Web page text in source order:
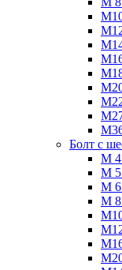
Болт с
М 4
М 5
М 6
М 8